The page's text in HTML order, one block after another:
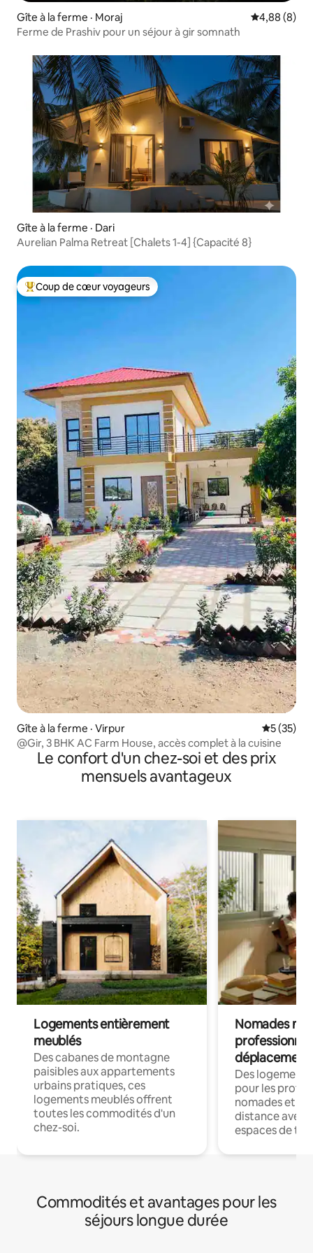
Gîte à la ferme · Moraj Note
4,88 (8)
Ferme de Prashiv pour un séjour à gir somnath
Gîte à la ferme · Dari
Aurelian Palma Retreat [Chalets 1-4] {Capacité 8}
Coup de cœur voyageurs parmi les plus aimés
Coup de cœur voyageurs
Gîte à la ferme · Virpur Note
5 (35)
@Gir, 3 BHK AC Farm House, accès complet à la cuisine
Le confort d'un chez-soi et des prix
mensuels avantageux
Logements entièrement
meublés
Des cabanes de montagne
paisibles aux appartements
urbains pratiques, ces
logements meublés offrent
toutes les commodités d'un
chez-soi.
Nomades
déplacement
Des
pour les
nomades et
distance avec
espaces de
Commodités et avantages pour les
séjours longue durée